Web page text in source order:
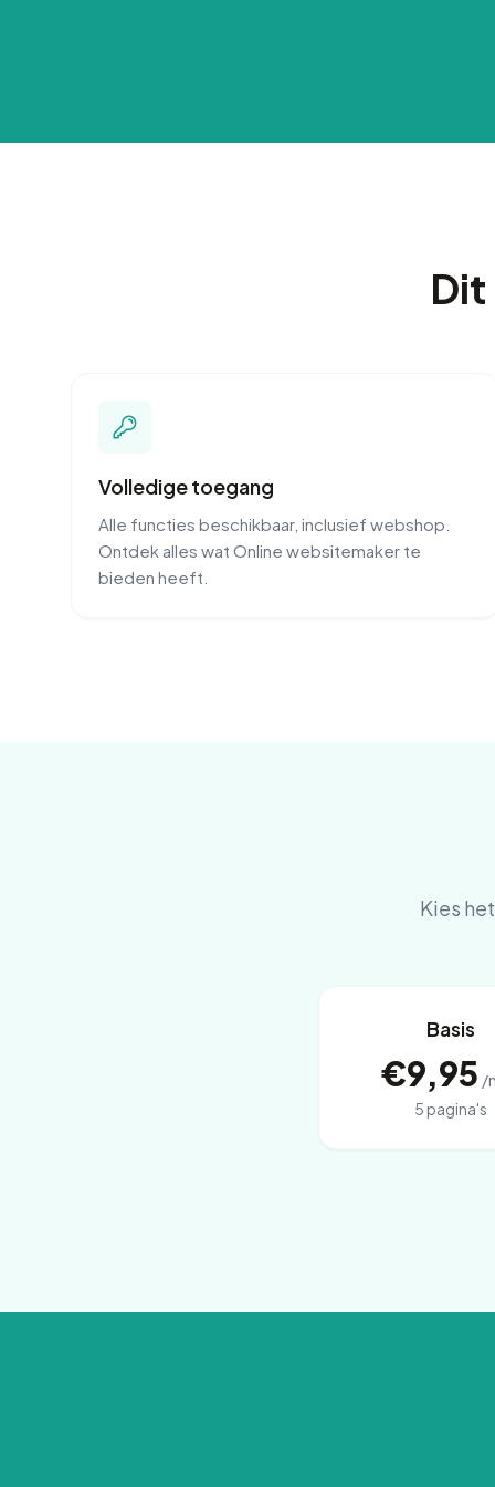
Volledige toegang
Alle functies beschikbaar, inclusief webshop.
Ontdek alles wat Online websitemaker te
bieden heeft.
Kies
Basis
€9,95 /
5 pagina's